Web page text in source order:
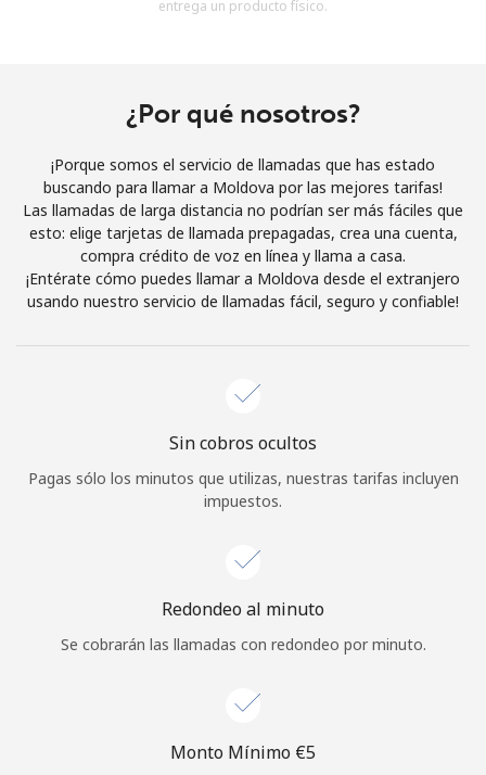
Al abrir una cuenta en este sitio web, estoy de acuerdo con
Únete
¡Hola!
Inicia sesión o REGÍSTRATE →
¿Olvidaste tu contraseña? →
Iniciar Sesión
entrega un producto físico.
¿Por qué nosotros?
¡Porque somos el servicio de llamadas que has estado
buscando para llamar a Moldova por las mejores tarifas!
Las llamadas de larga distancia no podrían ser más fáciles que
esto: elige tarjetas de llamada prepagadas, crea una cuenta,
compra crédito de voz en línea y llama a casa.
¡Entérate cómo puedes llamar a Moldova desde el extranjero
usando nuestro servicio de llamadas fácil, seguro y confiable!
Sin cobros ocultos
Pagas sólo los minutos que utilizas, nuestras tarifas incluyen
impuestos.
Redondeo al minuto
Se cobrarán las llamadas con redondeo por minuto.
Monto Mínimo ⁦€5⁩